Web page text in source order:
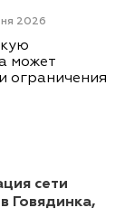
2026
может
ограничения
сети
Говядинка,